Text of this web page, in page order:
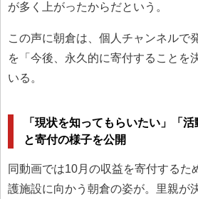
が多く上がったからだという。
この声に朝倉は、個人チャンネルで
を「今後、永久的に寄付することを
いる。
「現状を知ってもらいたい」「活
と寄付の様子を公開
同動画では10月の収益を寄付するた
護施設に向かう朝倉の姿が。里親が